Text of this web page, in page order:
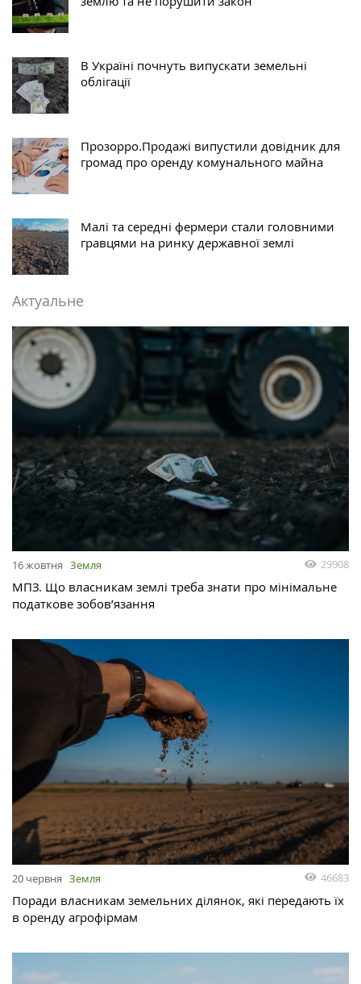
В Україні почнуть випускати земельні
облігації
Прозорро.Продажі випустили довідник для
громад про оренду комунального майна
Малі та середні фермери стали головними
гравцями на ринку державної землі
Актуальне
16 жовтня Земля 29908
МПЗ. Що власникам землі треба знати про мінімальне
податкове зобов’язання
20 червня Земля 46683
Поради власникам земельних ділянок, які передають їх
в оренду агрофірмам